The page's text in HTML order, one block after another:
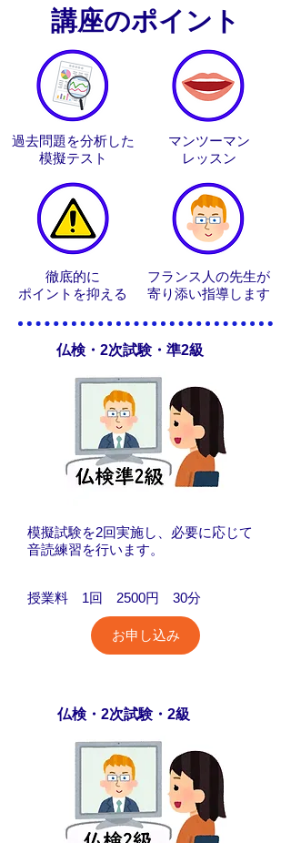
講座のポイント
過去問題を分析した
模擬テスト
マンツーマン
レッスン
徹底的に
ポイントを抑える
フランス人の先生が
寄り添い指導します
仏検・2次試験・準2級
模擬試験を2回実施し、必要に応じて
音読練習を行います。
​授業料 1回 2500円 30分
お申し込み
仏検・2次試験・2級